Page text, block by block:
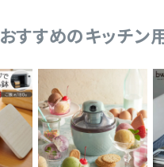
おすすめのキッチン